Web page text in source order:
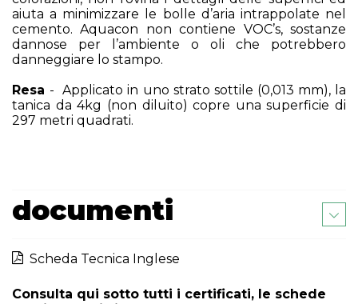
aiuta a minimizzare le bolle d’aria intrappolate nel
cemento. Aquacon non contiene VOC’s, sostanze
dannose per l’ambiente o oli che potrebbero
danneggiare lo stampo.
Resa - Applicato in uno strato sottile (0,013 mm), la
tanica da 4kg (non diluito) copre una superficie di
297 metri quadrati.
documenti
Scheda Tecnica Inglese
Consulta qui sotto tutti i certificati, le schede